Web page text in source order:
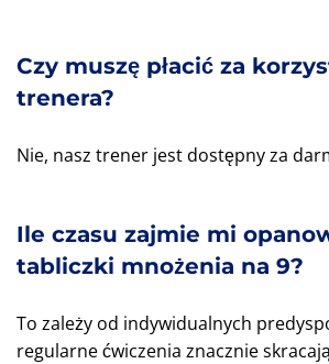
Czy muszę płacić za
trenera?
Nie, nasz trener jest dostępny za
Ile czasu zajmie mi
tabliczki mnożenia na 9?
To zależy od indywidualnych
regularne ćwiczenia znacznie